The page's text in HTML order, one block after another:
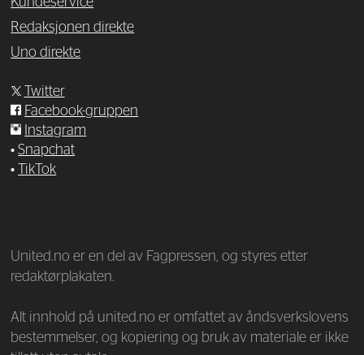
Redaksjonen direkte
Uno direkte
Twitter
Facebook-gruppen
Instagram
•Snapchat
•
TikTok
United.no er en del av Fagpressen, og styres etter
redaktørplakaten.
Alt innhold på united.no er omfattet av åndsverkslovens
bestemmelser, og kopiering og bruk av materiale er ikke